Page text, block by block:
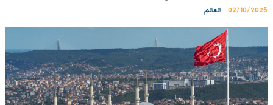
02/10/2025 العالم